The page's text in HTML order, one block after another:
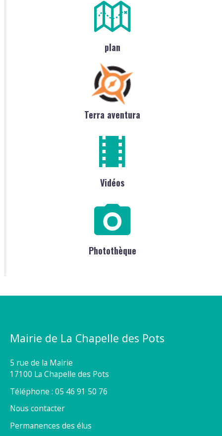
plan
Terra aventura
Vidéos
Photothèque
Mairie de La Chapelle des Pots
5 rue de la Mairie
17100 La Chapelle des Pots
Téléphone : 05 46 91 50 76
Nous contacter
Permanences des élus